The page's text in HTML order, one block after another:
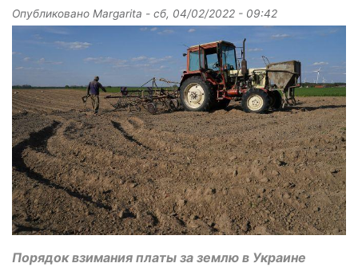
Опубликовано Margarita - сб, 04/02/2022 - 09:42
Порядок взимания платы за землю в Украине